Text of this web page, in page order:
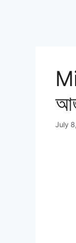
July